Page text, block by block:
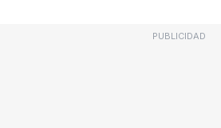
PUBLICIDAD